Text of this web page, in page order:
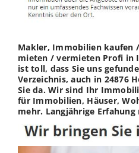
Makler, Immobilien kaufen
mieten / vermieten Profi in
ist toll, dass Sie uns
Verzeichnis, auch in 24876
Sie da. Wir sind Ihr
für Immobilien, Häuser,
mehr. Langjährige